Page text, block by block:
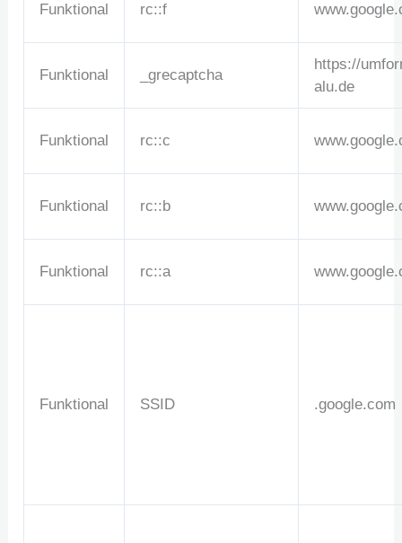
Funktional rc::f
Funktional _grecaptcha
https://
alu.de
Funktional rc::c
Funktional rc::b
Funktional rc::a
Funktional SSID .google.com